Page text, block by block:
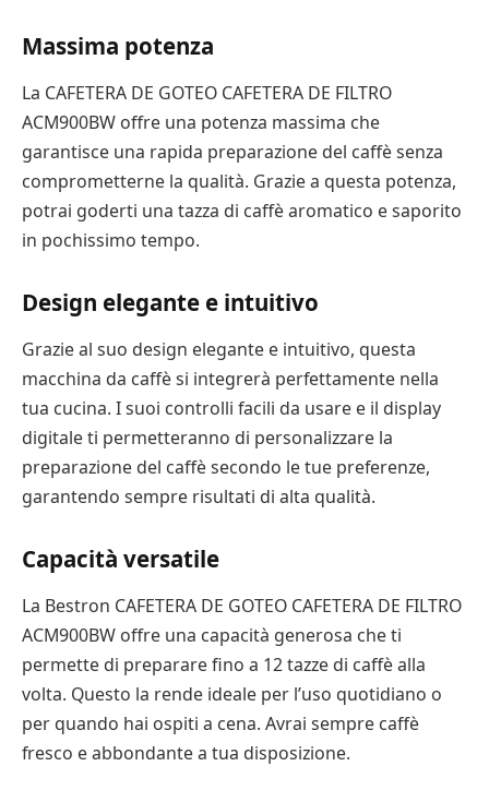
Massima potenza
La CAFETERA DE GOTEO CAFETERA DE FILTRO
ACM900BW offre una potenza massima che
garantisce una rapida preparazione del caffè senza
comprometterne la qualità. Grazie a questa potenza,
potrai goderti una tazza di caffè aromatico e saporito
in pochissimo tempo.
Design elegante e intuitivo
Grazie al suo design elegante e intuitivo, questa
macchina da caffè si integrerà perfettamente nella
tua cucina. I suoi controlli facili da usare e il display
digitale ti permetteranno di personalizzare la
preparazione del caffè secondo le tue preferenze,
garantendo sempre risultati di alta qualità.
Capacità versatile
La Bestron CAFETERA DE GOTEO CAFETERA DE FILTRO
ACM900BW offre una capacità generosa che ti
permette di preparare fino a 12 tazze di caffè alla
volta. Questo la rende ideale per l’uso quotidiano o
per quando hai ospiti a cena. Avrai sempre caffè
fresco e abbondante a tua disposizione.